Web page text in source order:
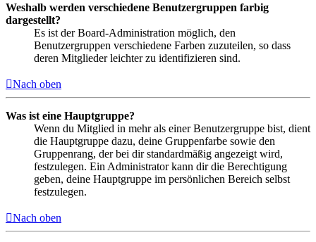
Weshalb werden verschiedene Benutzergruppen farbig
dargestellt?
Es ist der Board-Administration möglich, den
Benutzergruppen verschiedene Farben zuzuteilen, so dass
deren Mitglieder leichter zu identifizieren sind.
Nach oben
Was ist eine Hauptgruppe?
Wenn du Mitglied in mehr als einer Benutzergruppe bist, dient
die Hauptgruppe dazu, deine Gruppenfarbe sowie den
Gruppenrang, der bei dir standardmäßig angezeigt wird,
festzulegen. Ein Administrator kann dir die Berechtigung
geben, deine Hauptgruppe im persönlichen Bereich selbst
festzulegen.
Nach oben